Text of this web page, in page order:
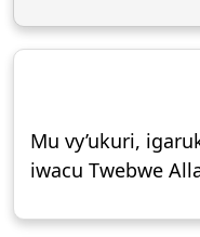
Mu vy’ukuri,
iwacu Twebwe